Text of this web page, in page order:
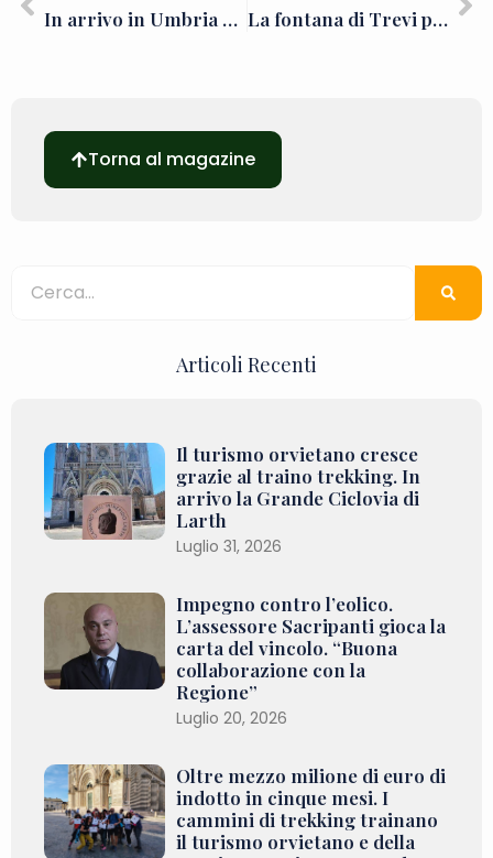
In arrivo in Umbria quattro nuove ciclovie La fontana di Trevi potrebbe diventare a pagamento
Torna al magazine
Articoli Recenti
Il turismo orvietano cresce
grazie al traino trekking. In
arrivo la Grande Ciclovia di
Larth
Luglio 31, 2026
Impegno contro l’eolico.
L’assessore Sacripanti gioca la
carta del vincolo. “Buona
collaborazione con la
Regione”
Luglio 20, 2026
Oltre mezzo milione di euro di
indotto in cinque mesi. I
cammini di trekking trainano
il turismo orvietano e della